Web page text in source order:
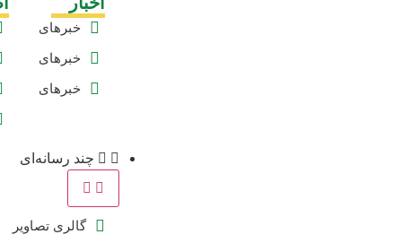
خبرهای
خبرهای
خبرهای
چند رسانه‌ای
گالری تصاویر